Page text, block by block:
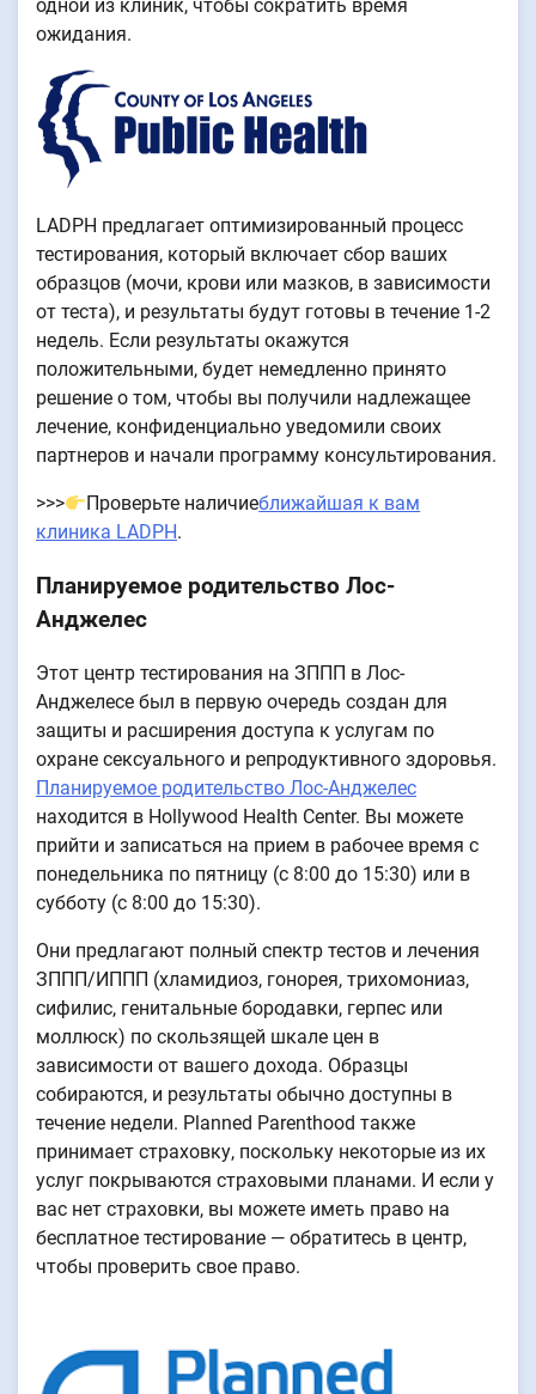
одной из клиник, чтобы сократить время
ожидания.
LADPH предлагает оптимизированный процесс
тестирования, который включает сбор ваших
образцов (мочи, крови или мазков, в зависимости
от теста), и результаты будут готовы в течение 1-2
недель. Если результаты окажутся
положительными, будет немедленно принято
решение о том, чтобы вы получили надлежащее
лечение, конфиденциально уведомили своих
партнеров и начали программу консультирования.
>>> Проверьте наличиеближайшая к вам
клиника LADPH.
Планируемое родительство Лос-
Анджелес
Этот центр тестирования на ЗППП в Лос-
Анджелесе был в первую очередь создан для
защиты и расширения доступа к услугам по
охране сексуального и репродуктивного здоровья.
Планируемое родительство Лос-Анджелес
находится в Hollywood Health Center. Вы можете
прийти и записаться на прием в рабочее время с
понедельника по пятницу (с 8:00 до 15:30) или в
субботу (с 8:00 до 15:30).
Они предлагают полный спектр тестов и лечения
ЗППП/ИППП (хламидиоз, гонорея, трихомониаз,
сифилис, генитальные бородавки, герпес или
моллюск) по скользящей шкале цен в
зависимости от вашего дохода. Образцы
собираются, и результаты обычно доступны в
течение недели. Planned Parenthood также
принимает страховку, поскольку некоторые из их
услуг покрываются страховыми планами. И если у
вас нет страховки, вы можете иметь право на
бесплатное тестирование — обратитесь в центр,
чтобы проверить свое право.